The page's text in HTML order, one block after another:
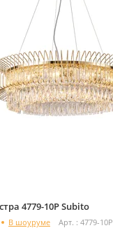
Подвесная люстра 4779-10P Subito
В шоуруме Арт. : 4779-10P